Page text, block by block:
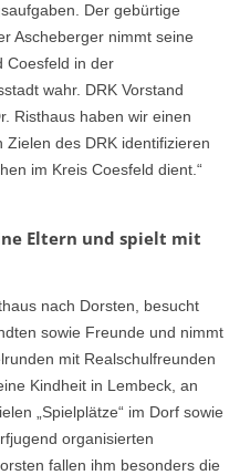
Der gebürtige
Ascheberger nimmt seine
Coesfeld in der
wahr. DRK Vorstand
Risthaus haben wir einen
des DRK identifizieren
im Kreis Coesfeld dient.“
Eltern und spielt mit
nach Dorsten, besucht
sowie Freunde und nimmt
mit Realschulfreunden
Kindheit in Lembeck, an
„Spielplätze“ im Dorf sowie
organisierten
fallen ihm besonders die